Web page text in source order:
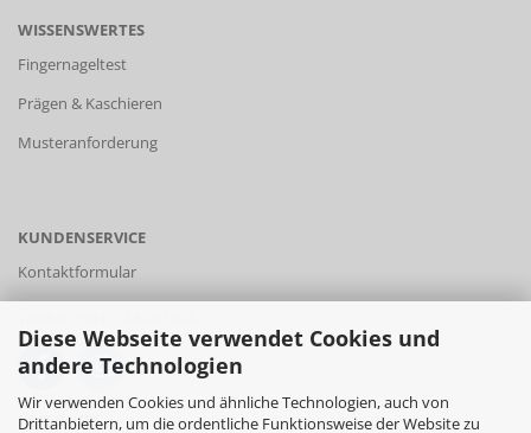
Diese Webseite verwendet Cookies und
andere Technologien
Wir verwenden Cookies und ähnliche Technologien, auch von
Drittanbietern, um die ordentliche Funktionsweise der Website zu
WISSENSWERTES
Fingernageltest
Prägen & Kaschieren
Musteranforderung
KUNDENSERVICE
Kontaktformular
FACEBOOK